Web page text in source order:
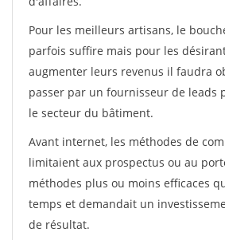
Pour les meilleurs artisans, le
parfois suffire mais pour les
augmenter leurs revenus il faudra
passer par un fournisseur de leads
le secteur du bâtiment.
Avant internet, les méthodes de
limitaient aux prospectus ou au
méthodes plus ou moins efficaces
temps et demandait un
de résultat.